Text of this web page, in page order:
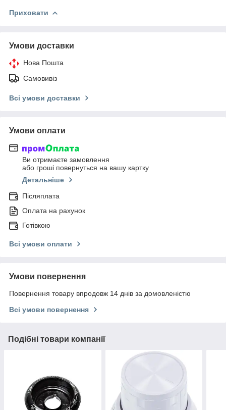
Приховати
Умови доставки
Нова Пошта
Самовивіз
Всі умови доставки
Умови оплати
Ви отримаєте замовлення
або гроші повернуться на вашу картку
Детальніше
Післяплата
Оплата на рахунок
Готівкою
Всі умови оплати
Умови повернення
Повернення товару впродовж 14 днів за домовленістю
Всі умови повернення
Подібні товари компанії